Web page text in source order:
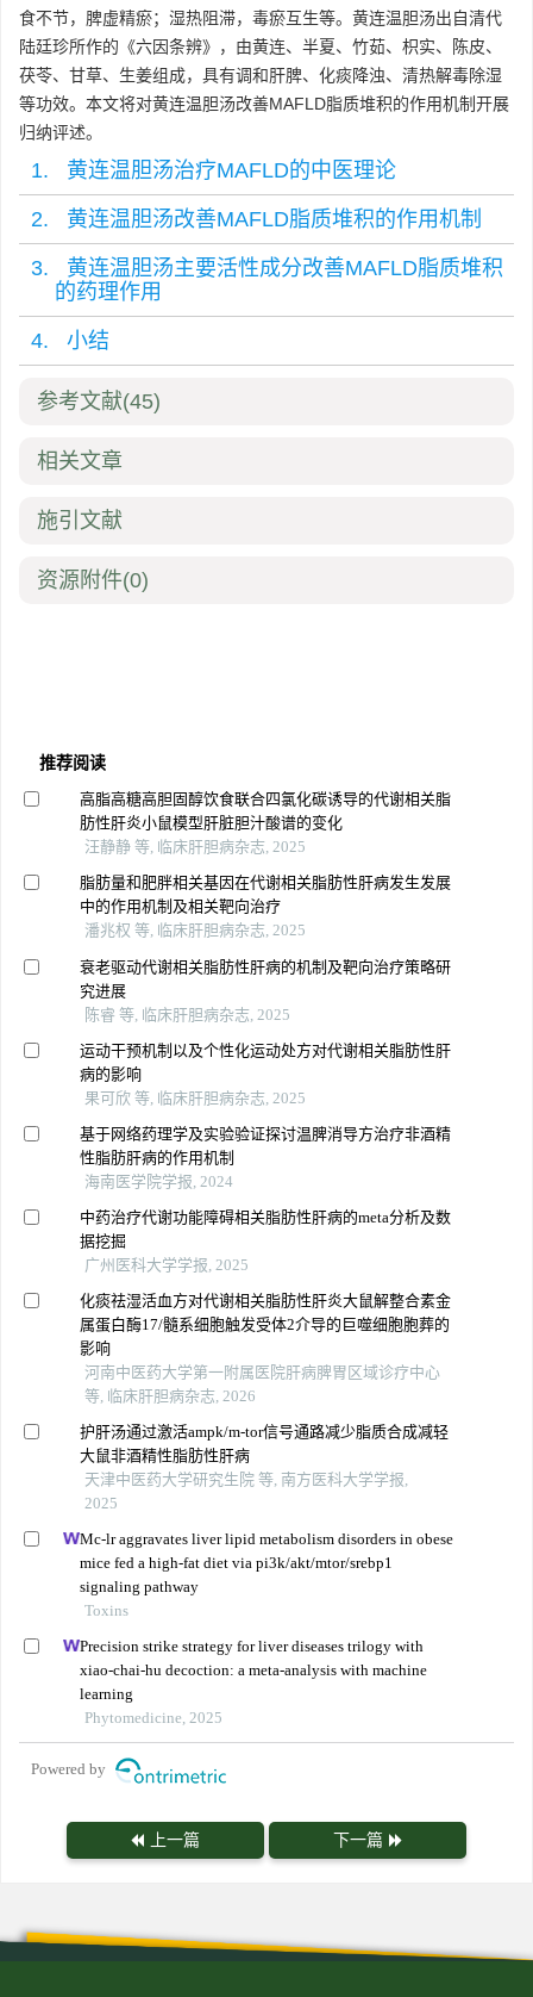
食不节，脾虚精瘀；湿热阻滞，毒瘀互生等。黄连温胆汤出自清代
陆廷珍所作的《六因条辨》，由黄连、半夏、竹茹、枳实、陈皮、
茯苓、甘草、生姜组成，具有调和肝脾、化痰降浊、清热解毒除湿
等功效。本文将对黄连温胆汤改善MAFLD脂质堆积的作用机制开展
归纳评述。
1. 黄连温胆汤治疗MAFLD的中医理论
2. 黄连温胆汤改善MAFLD脂质堆积的作用机制
3. 黄连温胆汤主要活性成分改善MAFLD脂质堆积
的药理作用
4. 小结
参考文献(45)
相关文章
施引文献
资源附件(0)
推荐阅读
高脂高糖高胆固醇饮食联合四氯化碳诱导的代谢相关脂
肪性肝炎小鼠模型肝脏胆汁酸谱的变化
汪静静 等, 临床肝胆病杂志, 2025
脂肪量和肥胖相关基因在代谢相关脂肪性肝病发生发展
中的作用机制及相关靶向治疗
潘兆权 等, 临床肝胆病杂志, 2025
衰老驱动代谢相关脂肪性肝病的机制及靶向治疗策略研
究进展
陈睿 等, 临床肝胆病杂志, 2025
运动干预机制以及个性化运动处方对代谢相关脂肪性肝
病的影响
果可欣 等, 临床肝胆病杂志, 2025
基于网络药理学及实验验证探讨温脾消导方治疗非酒精
性脂肪肝病的作用机制
海南医学院学报, 2024
中药治疗代谢功能障碍相关脂肪性肝病的meta分析及数
据挖掘
广州医科大学学报, 2025
化痰祛湿活血方对代谢相关脂肪性肝炎大鼠解整合素金
属蛋白酶17/髓系细胞触发受体2介导的巨噬细胞胞葬的
影响
河南中医药大学第一附属医院肝病脾胃区域诊疗中心
等, 临床肝胆病杂志, 2026
护肝汤通过激活ampk/m-tor信号通路减少脂质合成减轻
大鼠非酒精性脂肪性肝病
天津中医药大学研究生院 等, 南方医科大学学报,
2025
Mc-lr aggravates liver lipid metabolism disorders in obese
mice fed a high-fat diet via pi3k/akt/mtor/srebp1
signaling pathway
Toxins
Precision strike strategy for liver diseases trilogy with
xiao-chai-hu decoction: a meta-analysis with machine
learning
Phytomedicine, 2025
Powered by
上一篇 下一篇